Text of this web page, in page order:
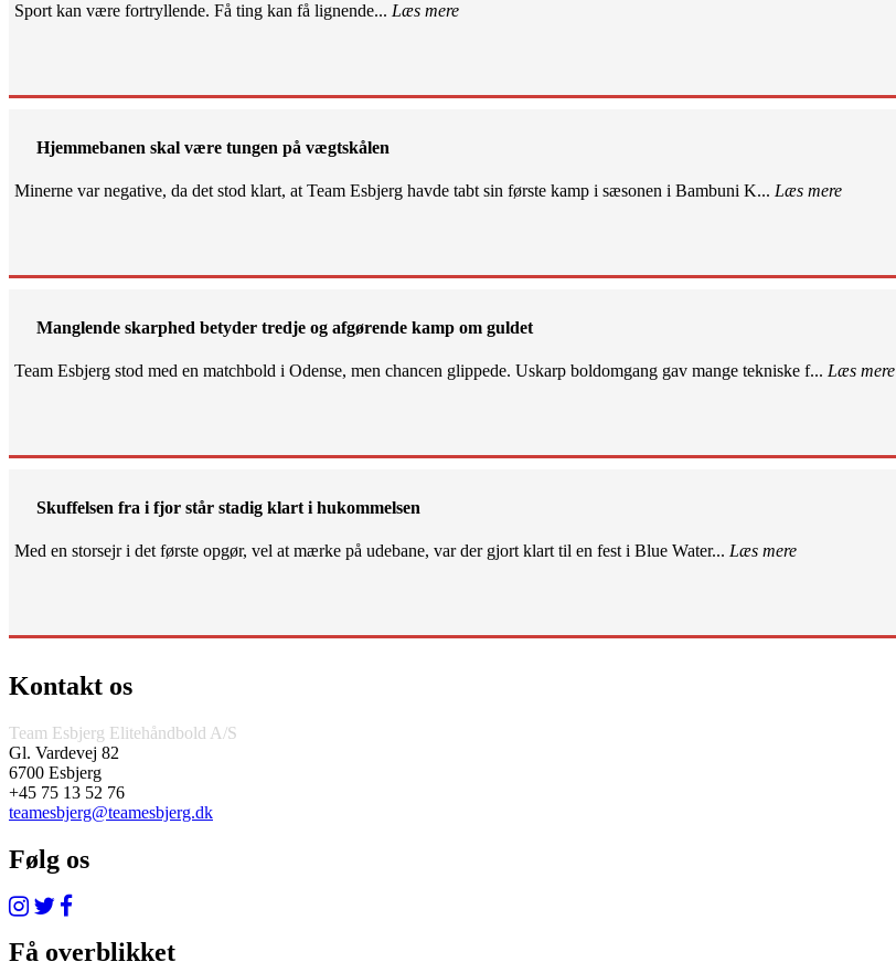
Sport kan være fortryllende. Få ting kan få lignende... Læs mere
Hjemmebanen skal være tungen på vægtskålen
Minerne var negative, da det stod klart, at Team Esbjerg havde tabt sin første kamp i sæsonen i Bambuni K... Læs mere
Manglende skarphed betyder tredje og afgørende kamp om guldet
Team Esbjerg stod med en matchbold i Odense, men chancen glippede. Uskarp boldomgang gav mange tekniske f... Læs mere
Skuffelsen fra i fjor står stadig klart i hukommelsen
Med en storsejr i det første opgør, vel at mærke på udebane, var der gjort klart til en fest i Blue Water... Læs mere
Kontakt os
Team Esbjerg Elitehåndbold A/S
Gl. Vardevej 82
6700 Esbjerg
+45 75 13 52 76
teamesbjerg@teamesbjerg.dk
Følg os
Få overblikket